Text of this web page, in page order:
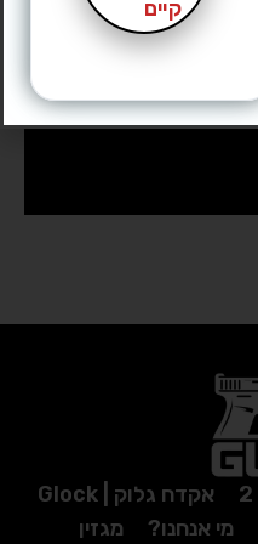
אקדח גלוק | Glock
מי אנחנו? מגזין
קיים